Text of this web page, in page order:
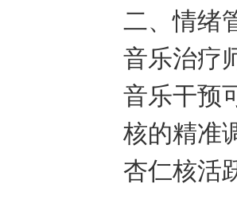
二、情绪
音乐治疗
音乐干预
核的精准
杏仁核活